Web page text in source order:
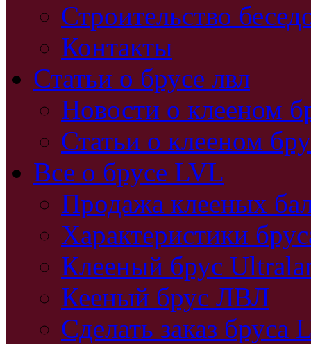
Строительство
Контакты
Статьи о брусе лвл
Новости о клееном
Статьи о клееном
Все о брусе LVL
Продажа клееных
Характеристики
Клееный брус
Кееный брус ЛВЛ
Сделать заказ бруса